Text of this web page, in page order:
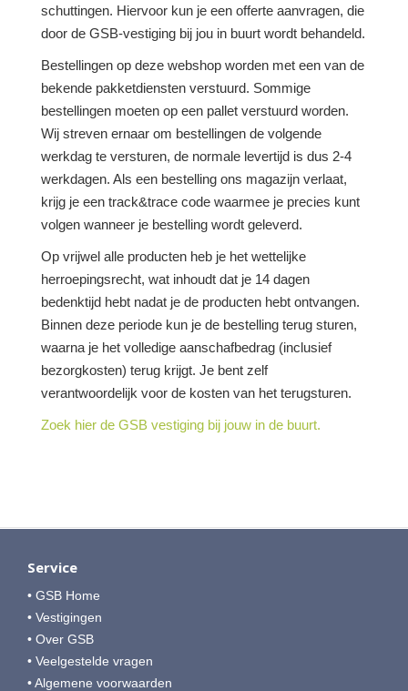
schuttingen. Hiervoor kun je een offerte aanvragen, die
door de GSB-vestiging bij jou in buurt wordt behandeld.
Bestellingen op deze webshop worden met een van de
bekende pakketdiensten verstuurd. Sommige
bestellingen moeten op een pallet verstuurd worden.
Wij streven ernaar om bestellingen de volgende
werkdag te versturen, de normale levertijd is dus 2-4
werkdagen. Als een bestelling ons magazijn verlaat,
krijg je een track&trace code waarmee je precies kunt
volgen wanneer je bestelling wordt geleverd.
Op vrijwel alle producten heb je het wettelijke
herroepingsrecht, wat inhoudt dat je 14 dagen
bedenktijd hebt nadat je de producten hebt ontvangen.
Binnen deze periode kun je de bestelling terug sturen,
waarna je het volledige aanschafbedrag (inclusief
bezorgkosten) terug krijgt. Je bent zelf
verantwoordelijk voor de kosten van het terugsturen.
Zoek hier de GSB vestiging bij jouw in de buurt.
Service
• GSB Home
• Vestigingen
• Over GSB
• Veelgestelde vragen
• Algemene voorwaarden